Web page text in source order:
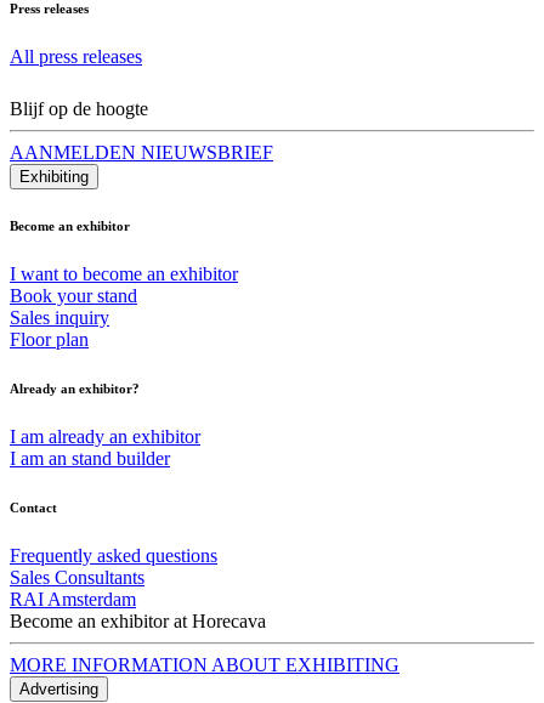
Press releases
All press releases
Blijf op de hoogte
AANMELDEN NIEUWSBRIEF
Exhibiting
Become an exhibitor
I want to become an exhibitor
Book your stand
Sales inquiry
Floor plan
Already an exhibitor?
I am already an exhibitor
I am an stand builder
Contact
Frequently asked questions
Sales Consultants
RAI Amsterdam
Become an exhibitor at Horecava
MORE INFORMATION ABOUT EXHIBITING
Advertising